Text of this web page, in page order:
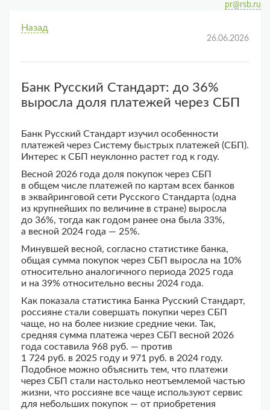
pr@rsb.ru
Назад
26.06.2026
Банк Русский Стандарт: до 36%
выросла доля платежей через СБП
Банк Русский Стандарт изучил особенности
платежей через Систему быстрых платежей (СБП).
Интерес к СБП неуклонно растет год к году.
Весной 2026 года доля покупок через СБП
в общем числе платежей по картам всех банков
в эквайринговой сети Русского Стандарта (одна
из крупнейших по величине в стране) выросла
до 36%, тогда как годом ранее она была 33%,
а весной 2024 года — 25%.
Минувшей весной, согласно статистике банка,
общая сумма покупок через СБП выросла на 10%
относительно аналогичного периода 2025 года
и на 39% относительно весны 2024 года.
Как показала статистика Банка Русский Стандарт,
россияне стали совершать покупки через СБП
чаще, но на более низкие средние чеки. Так,
средняя сумма платежа через СБП весной 2026
года составила 968 руб. — против
1 724 руб. в 2025 году и 971 руб. в 2024 году.
Подобное можно объяснить тем, что платежи
через СБП стали настолько неотъемлемой частью
жизни, что россияне все чаще используют сервис
для небольших покупок — от приобретения